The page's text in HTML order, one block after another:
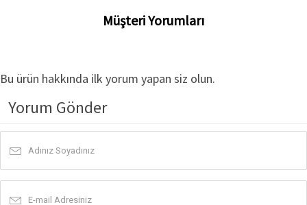
Müşteri Yorumları
Bu ürün hakkında ilk yorum yapan siz olun.
Yorum Gönder